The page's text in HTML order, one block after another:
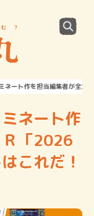
ネート作を担当編集者が全力
ネート作
「2026
これだ！